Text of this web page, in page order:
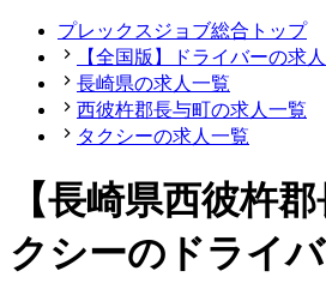
プレックスジョブ総合トップ
【全国版】ドライバーの求
長崎県の求人一覧
西彼杵郡長与町の求人一覧
タクシーの求人一覧
【長崎県西彼杵
クシーのドライ